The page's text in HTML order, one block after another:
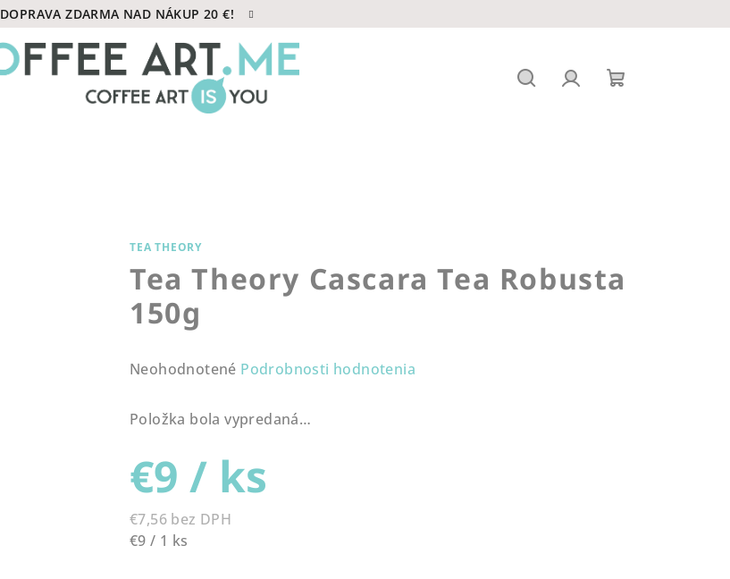
DOPRAVA ZDARMA NAD NÁKUP 20 €!
TEA THEORY
Tea Theory Cascara Tea Robusta
150g
Priemerné
produktu
z
hviezdičiek.
Neohodnotené Podrobnosti hodnotenia
Položka bola vypredaná…
€9/ ks
€7,56 bez DPH
Jednotková
€9 / 1 ks